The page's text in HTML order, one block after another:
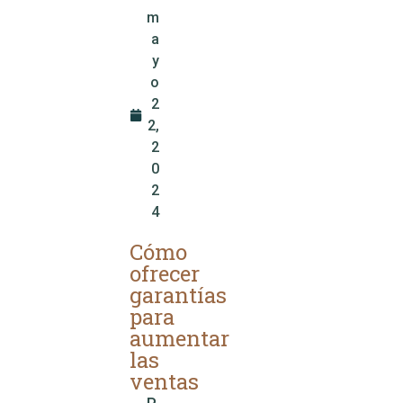
m
a
y
o
2
2,
2
0
2
4
Cómo
ofrecer
garantías
para
aumentar
las
ventas